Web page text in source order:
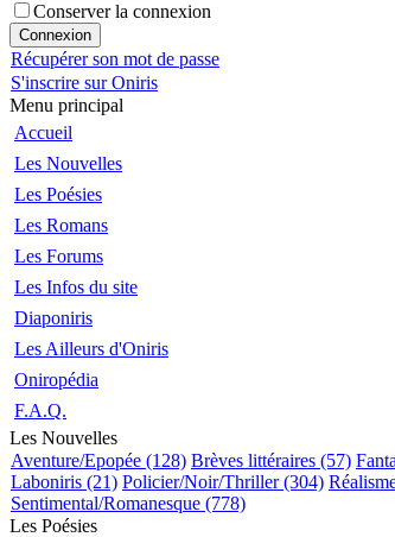
Conserver la connexion
Récupérer son mot de passe
S'inscrire sur Oniris
Menu principal
Accueil
Les Nouvelles
Les Poésies
Les Romans
Les Forums
Les Infos du site
Diaponiris
Les Ailleurs d'Oniris
Oniropédia
F.A.Q.
Les Nouvelles
Aventure/Epopée (128) Brèves littéraires (57)
Laboniris (21) Policier/Noir/Thriller (304)
Sentimental/Romanesque (778)
Les Poésies